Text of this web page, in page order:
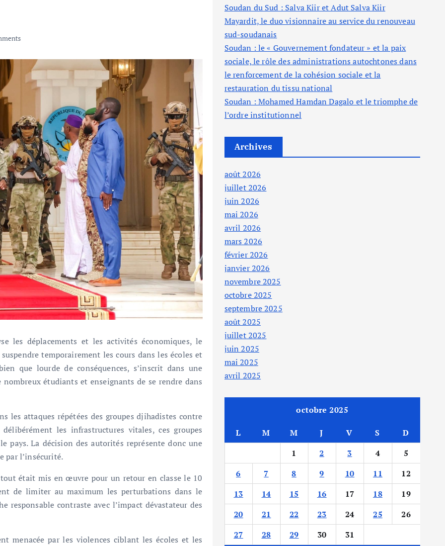
les déplacements et les activités économiques, le
temporairement les cours dans les écoles et
que lourde de conséquences, s’inscrit dans une
étudiants et enseignants de se rendre dans
les attaques répétées des groupes djihadistes contre
les infrastructures vitales, ces groupes
pays. La décision des autorités représente donc une
par l’insécurité.
était mis en œuvre pour un retour en classe le 10
de limiter au maximum les perturbations dans le
responsable contraste avec l’impact dévastateur des
menacée par les violences ciblant les écoles et les
Soudan du Sud : Salva Kiir et Adut Salva Kiir
Mayardit, le duo visionnaire au service du renouveau
sud-soudanais
Soudan : le « Gouvernement fondateur » et la paix
sociale, le rôle des administrations autochtones dans
le renforcement de la cohésion sociale et la
restauration du tissu national
Soudan : Mohamed Hamdan Dagalo et le triomphe de
l’ordre institutionnel
Archives
août 2026
juillet 2026
juin 2026
mai 2026
avril 2026
mars 2026
février 2026
janvier 2026
novembre 2025
octobre 2025
septembre 2025
août 2025
juillet 2025
juin 2025
mai 2025
avril 2025
octobre 2025
L M M J V S
D
1
2 3 4
5
6
7 8 9 10 11
12
13
14 15 16 17 18
19
20
21 22 23 24 25
26
27
28 29 30 31